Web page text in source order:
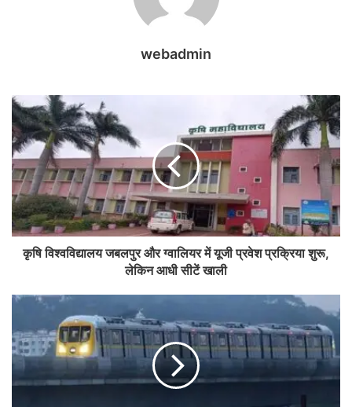
webadmin
कृषि विश्वविद्यालय जबलपुर और ग्वालियर में यूजी प्रवेश प्रक्रिया शुरू,
लेकिन आधी सीटें खाली